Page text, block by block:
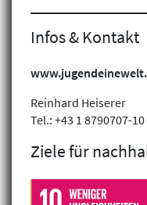
Infos & Kontakt
Reinhard Heiserer
Tel.: +43 1 8790707-10
Ziele für